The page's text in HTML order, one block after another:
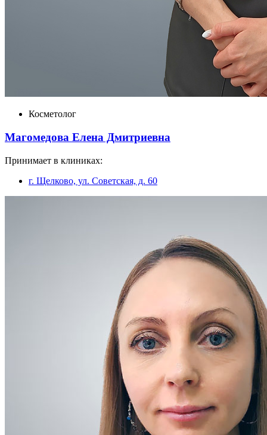
Косметолог
Магомедова Елена Дмитриевна
Принимает в клиниках:
г. Щелково, ул. Советская, д. 60